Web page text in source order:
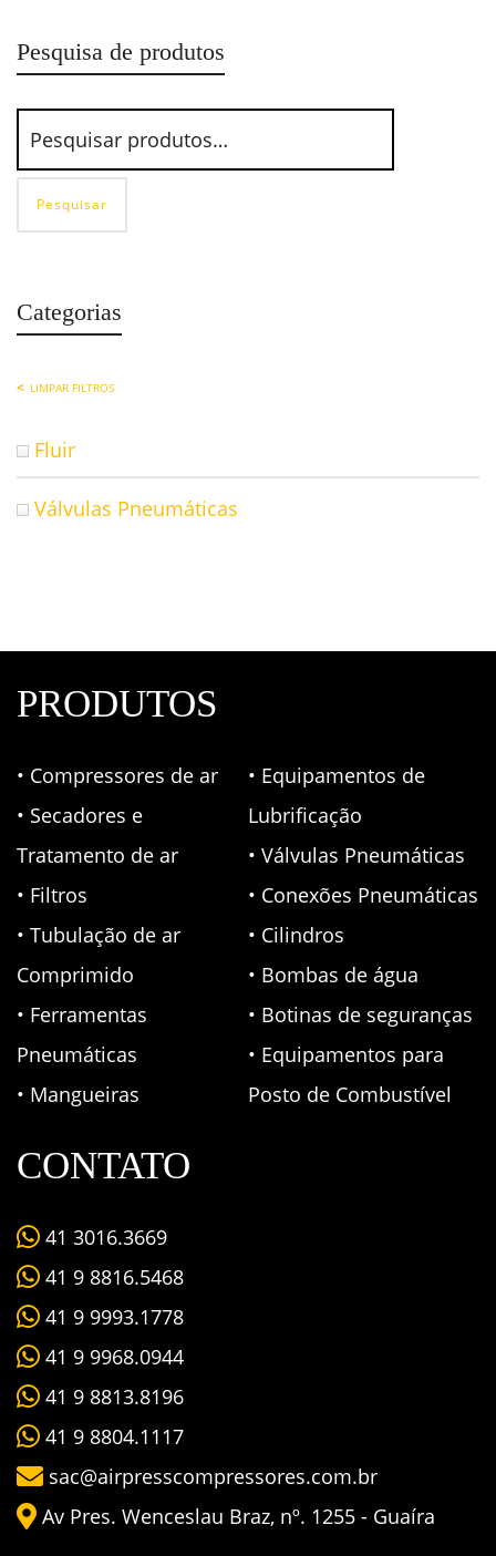
Pesquisa de produtos
Pesquisar
Categorias
LIMPAR FILTROS
Fluir
Válvulas Pneumáticas
PRODUTOS
• Compressores de ar
• Secadores e
Tratamento de ar
• Filtros
• Tubulação de ar
Comprimido
• Ferramentas
Pneumáticas
• Mangueiras
• Equipamentos de
Lubrificação
• Válvulas Pneumáticas
• Conexões Pneumáticas
• Cilindros
• Bombas de água
• Botinas de seguranças
• Equipamentos para
Posto de Combustível
CONTATO
41 3016.3669
41 9 8816.5468
41 9 9993.1778
41 9 9968.0944
41 9 8813.8196
41 9 8804.1117
sac@airpresscompressores.com.br
Av Pres. Wenceslau Braz, nº. 1255 - Guaíra